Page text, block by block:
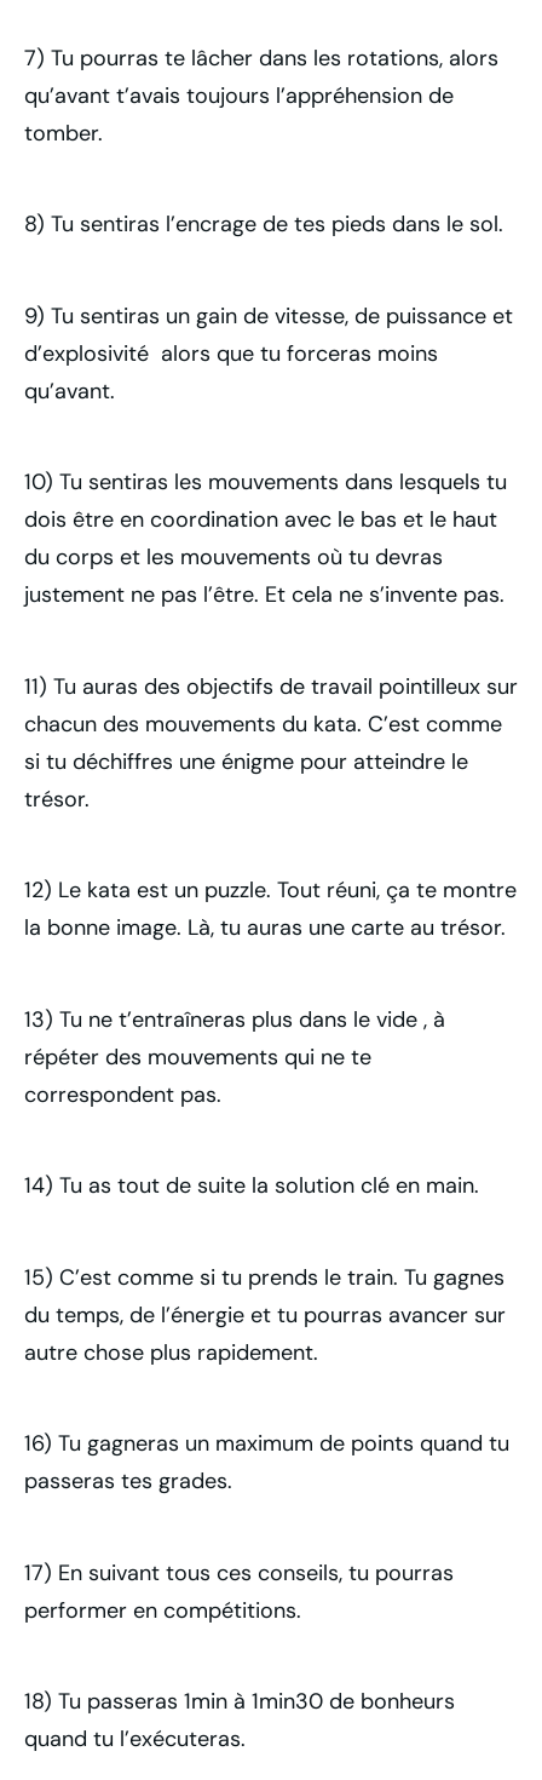
7) Tu pourras te lâcher dans les rotations, alors
qu’avant t’avais toujours l’appréhension de
tomber.
8) Tu sentiras l’encrage de tes pieds dans le sol.
9) Tu sentiras un gain de vitesse, de puissance et
d’explosivité alors que tu forceras moins
qu’avant.
10) Tu sentiras les mouvements dans lesquels tu
dois être en coordination avec le bas et le haut
du corps et les mouvements où tu devras
justement ne pas l’être. Et cela ne s’invente pas.
11) Tu auras des objectifs de travail pointilleux sur
chacun des mouvements du kata. C’est comme
si tu déchiffres une énigme pour atteindre le
trésor.
12) Le kata est un puzzle. Tout réuni, ça te montre
la bonne image. Là, tu auras une carte au trésor.
13) Tu ne t’entraîneras plus dans le vide , à
répéter des mouvements qui ne te
correspondent pas.
14) Tu as tout de suite la solution clé en main.
15) C’est comme si tu prends le train. Tu gagnes
du temps, de l’énergie et tu pourras avancer sur
autre chose plus rapidement.
16) Tu gagneras un maximum de points quand tu
passeras tes grades.
17) En suivant tous ces conseils, tu pourras
performer en compétitions.
18) Tu passeras 1min à 1min30 de bonheurs
quand tu l’exécuteras.